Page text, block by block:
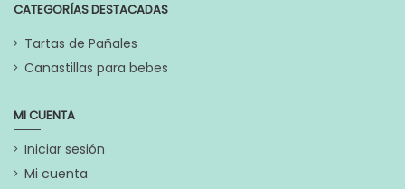
CATEGORÍAS DESTACADAS
Tartas de Pañales
Canastillas para bebes
MI CUENTA
Iniciar sesión
Mi cuenta